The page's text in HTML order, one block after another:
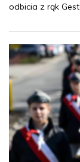
odbicia z rąk